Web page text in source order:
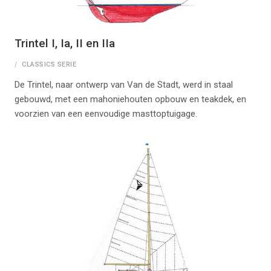
Trintel I, Ia, II en IIa
CLASSICS SERIE
De Trintel, naar ontwerp van Van de Stadt, werd in staal
gebouwd, met een mahoniehouten opbouw en teakdek, en
voorzien van een eenvoudige masttoptuigage.